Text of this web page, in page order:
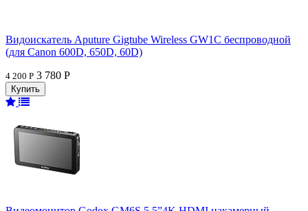
Видоискатель Aputure Gigtube Wireless GW1C беспроводной
(для Canon 600D, 650D, 60D)
4 200 Р 3 780 Р